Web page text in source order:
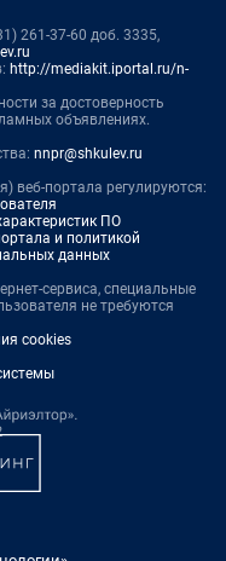
261-37-60 доб. 3335,
http://mediakit.iportal.ru/n-
за достоверность
объявлениях.
nnpr@shkulev.ru
веб-портала регулируются:
ПО
и политикой
данных
сервиса, специальные
не требуются
cookies